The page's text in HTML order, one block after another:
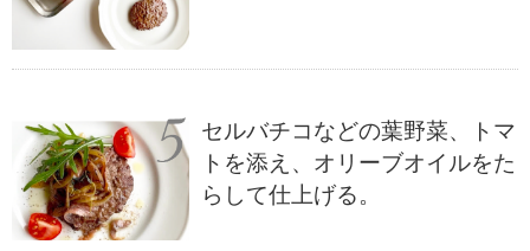
セルバチコなどの葉野菜、トマ
トを添え、オリーブオイルをた
らして仕上げる。